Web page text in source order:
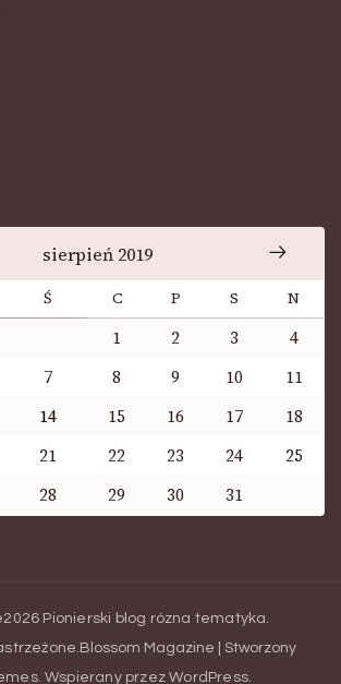
sierpień 2019
Ś C P S N
1 2 3
4
7 8 9 10
11
14 15 16 17
18
21 22 23 24
25
28 29 30 31
Pionierski blog rózna tematyka.
Blossom Magazine | Stworzony
. Wspierany przezWordPress.